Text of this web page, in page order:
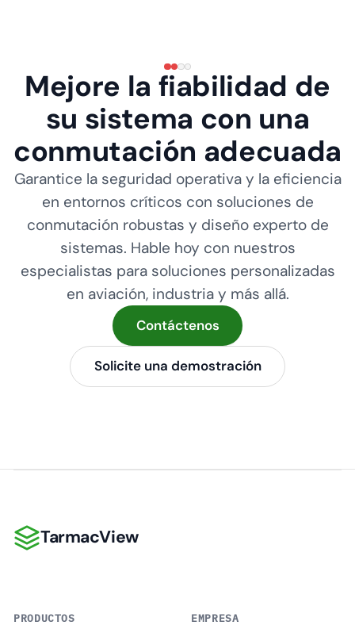
Mejore la fiabilidad de
su sistema con una
conmutación adecuada
Garantice la seguridad operativa y la eficiencia
en entornos críticos con soluciones de
conmutación robustas y diseño experto de
sistemas. Hable hoy con nuestros
especialistas para soluciones personalizadas
en aviación, industria y más allá.
Contáctenos
Solicite una demostración
TarmacView
TarmacView
PRODUCTOS EMPRESA